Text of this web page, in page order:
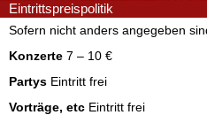
Eintrittspreispolitik
Sofern nicht anders angegeben
Konzerte 7 – 10 €
Partys Eintritt frei
Vorträge, etc Eintritt frei